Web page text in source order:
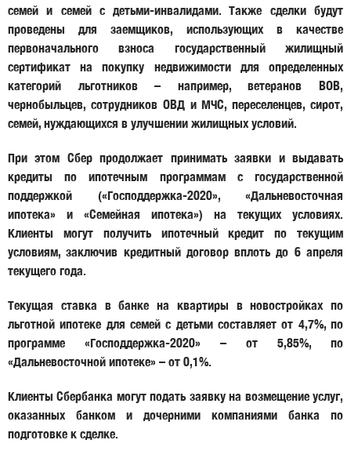
семей и семей с детьми-инвалидами. Также сделки будут
проведены для заемщиков, использующих в качестве
первоначального взноса государственный жилищный
сертификат на покупку недвижимости для определенных
категорий льготников – например, ветеранов ВОВ,
чернобыльцев, сотрудников ОВД и МЧС, переселенцев, сирот,
семей, нуждающихся в улучшении жилищных условий.
При этом Сбер продолжает принимать заявки и выдавать
кредиты по ипотечным программам с государственной
поддержкой («Господдержка-2020», «Дальневосточная
ипотека» и «Семейная ипотека») на текущих условиях.
Клиенты могут получить ипотечный кредит по текущим
условиям, заключив кредитный договор вплоть до 6 апреля
текущего года.
Текущая ставка в банке на квартиры в новостройках по
льготной ипотеке для семей с детьми составляет от 4,7%, по
программе «Господдержка-2020» – от 5,85%, по
«Дальневосточной ипотеке» – от 0,1%.
Клиенты Сбербанка могут подать заявку на возмещение услуг,
оказанных банком и дочерними компаниями банка по
подготовке к сделке.